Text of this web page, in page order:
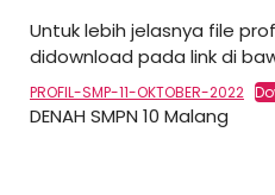
Untuk lebih jelasnya file
didownload pada link di
PROFIL-SMP-11-OKTOBER-2022
DENAH SMPN 10 Malang